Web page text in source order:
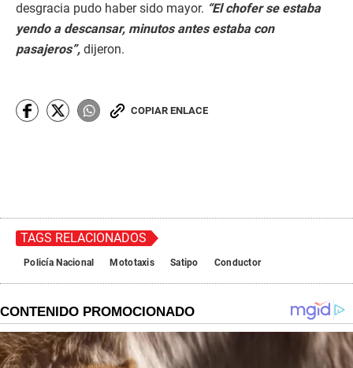
desgracia pudo haber sido mayor. “El chofer se estaba
yendo a descansar, minutos antes estaba con
pasajeros”, dijeron.
COPIAR ENLACE
TAGS RELACIONADOS
Policía Nacional Mototaxis Satipo Conductor